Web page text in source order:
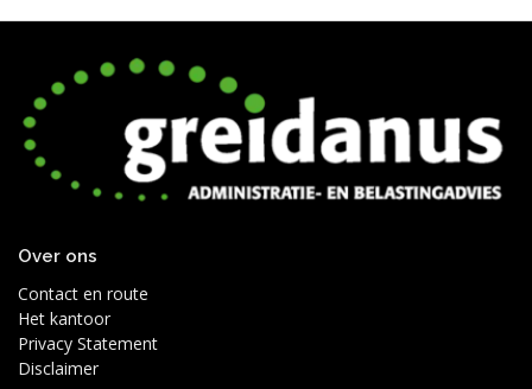
Over ons
Contact en route
Het kantoor
Privacy Statement
Disclaimer